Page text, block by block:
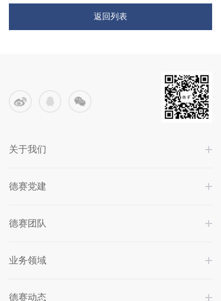
返回列表
关于我们
德赛党建
德赛团队
业务领域
德赛动态